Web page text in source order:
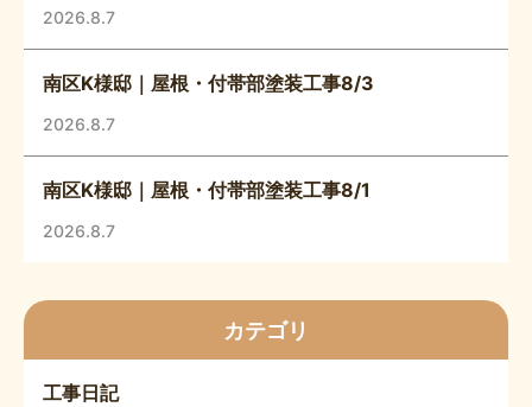
2026.8.7
南区K様邸｜屋根・付帯部塗装工事8/3
2026.8.7
南区K様邸｜屋根・付帯部塗装工事8/1
2026.8.7
カテゴリ
工事日記